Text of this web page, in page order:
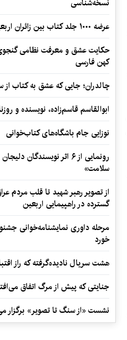
نسخه‌شناسی
عرضه ۱۰۰۰ جلد کتاب بین زائران اربعین در مرزهای کرمانشاه
حکایت عشق و معرفت نظامی
کهن فارسی
چالدران؛ جایی که عشق به کتاب
ابوالقاسم قاسم‌زاده، نویسنده و
نوزایی جام باشگاه‌های کتاب‌خوانی
رونمایی از ۶ اثر
سلامت»
از تصویر رهبر شهید تا قلب مردم
گسترده در راهپیمایی اربعین
مرحله داوری نمایشنامه‌خوانی
خورد
هشت سریال نادیده‌گرفته که راز
جنایتی که پیش از مرگ اتفاق
نشست «از سنگ تا تصویر» برگزار